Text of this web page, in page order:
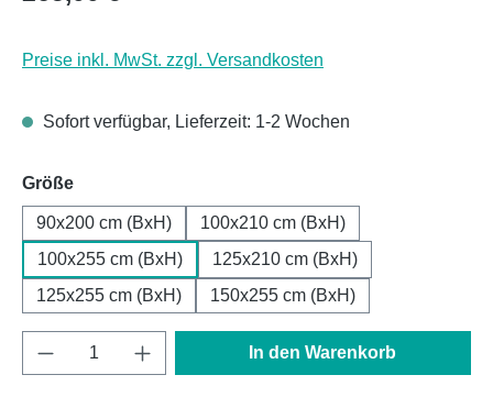
Preise inkl. MwSt. zzgl. Versandkosten
Sofort verfügbar, Lieferzeit: 1-2 Wochen
Größeauswählen
90x200 cm (BxH)
100x210 cm (BxH)
100x255 cm (BxH)
125x210 cm (BxH)
125x255 cm (BxH)
150x255 cm (BxH)
Produkt Anzahl: Gib den gewünschten
In den Warenkorb